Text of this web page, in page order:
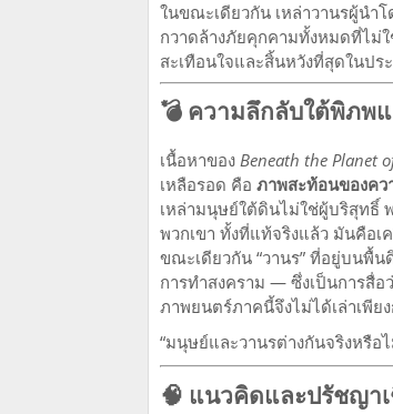
ในขณะเดียวกัน เหล่าวานรผู้นำโ
กวาดล้างภัยคุกคามทั้งหมดที่ไม่ใ
สะเทือนใจและสิ้นหวังที่สุดในป
💣 ความลึกลับใต้พิภพ
เนื้อหาของ Beneath the Planet
เหลือรอด คือ ภาพสะท้อนของคว
เหล่ามนุษย์ใต้ดินไม่ใช่ผู้บริสุทธิ์
พวกเขา ทั้งที่แท้จริงแล้ว มันคือเ
ขณะเดียวกัน “วานร” ที่อยู่บนพื้
การทำสงคราม — ซึ่งเป็นการสื่อ
ภาพยนตร์ภาคนี้จึงไม่ได้เล่าเพีย
“มนุษย์และวานรต่างกันจริงหรือ
🧠 แนวคิดและปรัชญา